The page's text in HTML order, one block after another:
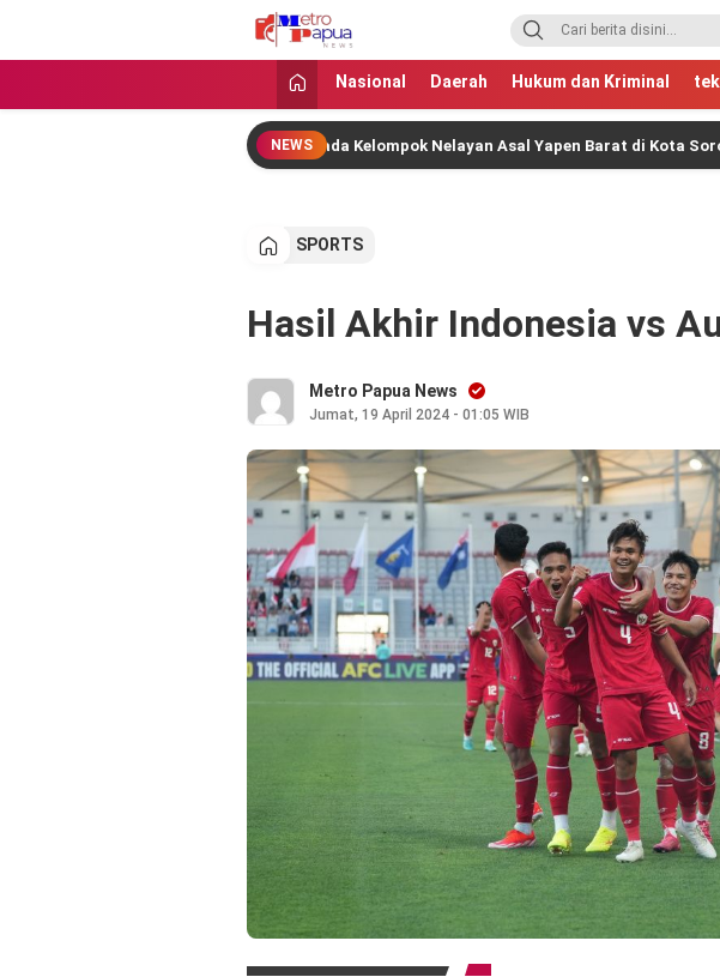
MetroPapua News
Jangan Gentar Bicara Benar
Nasional Daerah Hukum dan Kriminal
NEWS
Pusat Salurkan Bantuan kepada Kelompok Nelayan Asal Yapen Barat di Kota Sorong
SPORTS
Hasil Akhir Indonesia vs
Metro Papua News
Jumat, 19 April 2024 - 01:05 WIB